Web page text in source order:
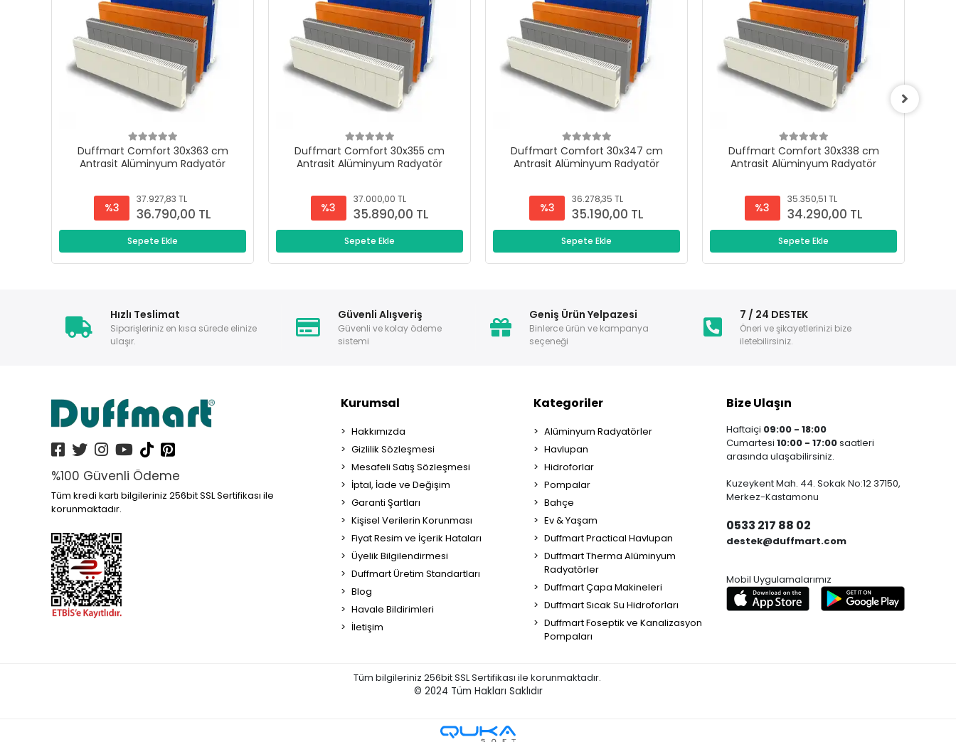
Duffmart Comfort 30x363 cm
Antrasit Alüminyum Radyatör
%3
37.927,83 TL
36.790,00 TL
Sepete Ekle
Duffmart Comfort 30x355 cm
Antrasit Alüminyum Radyatör
%3
37.000,00 TL
35.890,00 TL
Sepete Ekle
Duffmart Comfort 30x347 cm
Antrasit Alüminyum Radyatör
%3
36.278,35 TL
35.190,00 TL
Sepete Ekle
Duffmart Comfort 30x338 cm
Antrasit Alüminyum Radyatör
%3
35.350,51 TL
34.290,00 TL
Sepete Ekle
Hızlı Teslimat
Siparişleriniz en kısa sürede elinize
ulaşır.
Güvenli Alışveriş
Güvenli ve kolay ödeme
sistemi
Geniş Ürün Yelpazesi
Binlerce ürün ve kampanya
seçeneği
7 / 24 DESTEK
Öneri ve şikayetlerinizi bize
iletebilirsiniz.
%100 Güvenli Ödeme
Tüm kredi kartı bilgileriniz 256bit SSL Sertifikası ile
korunmaktadır.
Kurumsal
Hakkımızda
Gizlilik Sözleşmesi
Mesafeli Satış Sözleşmesi
İptal, İade ve Değişim
Garanti Şartları
Kişisel Verilerin Korunması
Fiyat Resim ve İçerik Hataları
Üyelik Bilgilendirmesi
Duffmart Üretim Standartları
Blog
Havale Bildirimleri
İletişim
Kategoriler
Alüminyum Radyatörler
Havlupan
Hidroforlar
Pompalar
Bahçe
Ev & Yaşam
Duffmart Practical Havlupan
Duffmart Therma Alüminyum
Radyatörler
Duffmart Çapa Makineleri
Duffmart Sıcak Su Hidroforları
Duffmart Foseptik ve Kanalizasyon
Pompaları
Bize Ulaşın
Haftaiçi 09:00 - 18:00
Cumartesi 10:00 - 17:00saatleri
arasında ulaşabilirsiniz.
Kuzeykent Mah. 44. Sokak No:12 37150,
Merkez-Kastamonu
0533 217 88 02
destek@duffmart.com
Mobil Uygulamalarımız
Tüm bilgileriniz 256bit SSL Sertifikası ile korunmaktadır.
© 2024 Tüm Hakları Saklıdır